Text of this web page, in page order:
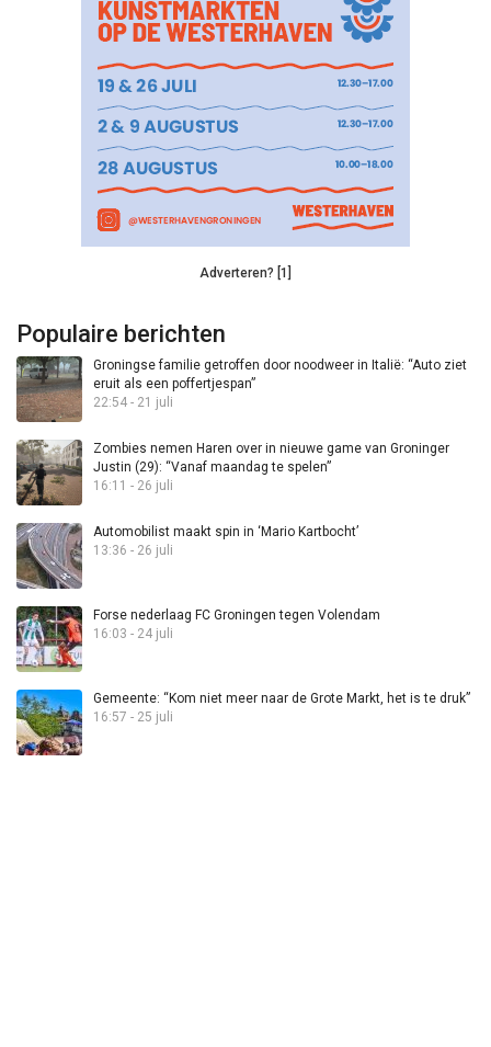
Adverteren? [1]
Populaire berichten
Groningse familie getroffen door noodweer in Italië: “Auto ziet
eruit als een poffertjespan”
22:54 - 21 juli
Zombies nemen Haren over in nieuwe game van Groninger
Justin (29): “Vanaf maandag te spelen”
16:11 - 26 juli
Automobilist maakt spin in ‘Mario Kartbocht’
13:36 - 26 juli
Forse nederlaag FC Groningen tegen Volendam
16:03 - 24 juli
Gemeente: “Kom niet meer naar de Grote Markt, het is te druk”
16:57 - 25 juli